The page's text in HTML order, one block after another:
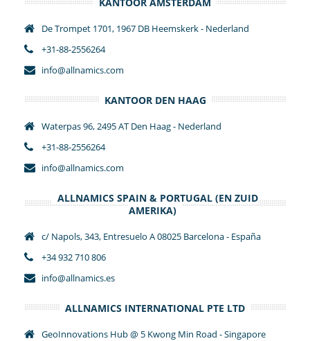
De Trompet 1701, 1967 DB Heemskerk - Nederland
+31-88-2556264
info@allnamics.com
KANTOOR DEN HAAG
Waterpas 96, 2495 AT Den Haag - Nederland
+31-88-2556264
info@allnamics.com
ALLNAMICS SPAIN & PORTUGAL (EN ZUID
AMERIKA)
c/ Napols, 343, Entresuelo A 08025 Barcelona - España
+34 932 710 806
info@allnamics.es
ALLNAMICS INTERNATIONAL PTE LTD
GeoInnovations Hub @ 5 Kwong Min Road - Singapore